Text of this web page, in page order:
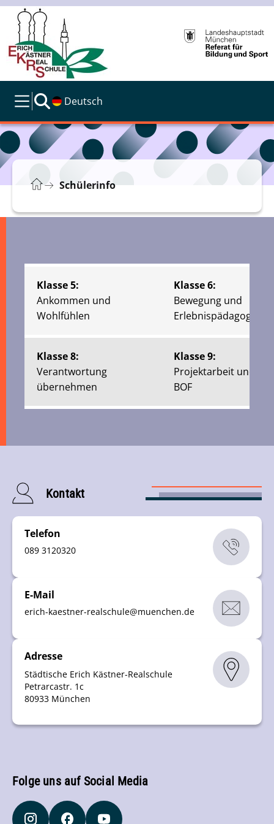
Deutsch
Schülerinfo
Klasse 5:
Ankommen und
Wohlfühlen
Klasse 6:
Bewegung und
Erlebnispädagogik
Klasse 8:
Verantwortung
übernehmen
Klasse 9:
Projektarbeit und
BOF
Kontakt
Telefon
089 3120320
E-Mail
erich-kaestner-realschule@muenchen.de
Adresse
Städtische Erich Kästner-Realschule
Petrarcastr. 1c
80933 München
Folge uns auf Social Media